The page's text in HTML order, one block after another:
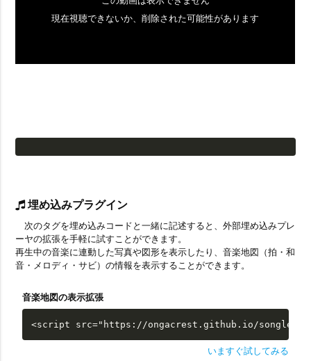
埋め込みプラグイン
次のタグを埋め込みコードと一緒に記述すると、外部埋め込みプレ
ーヤの拡張を手軽に試すことができます。
再生中の音楽に連動した写真や図形を表示したり、音楽地図（拍・和
音・メロディ・サビ）の情報を表示することができます。
音楽地図の表示拡張
<script src="https://ongacrest.github.io/songle-
いますぐ試してみる